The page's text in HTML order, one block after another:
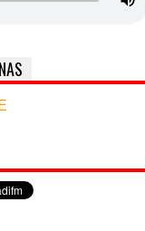
Bangun Islamic Centre